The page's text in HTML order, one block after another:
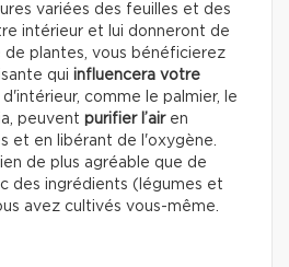
variées des feuilles et des
intérieur et lui donneront de
de plantes, vous bénéficierez
qui influencera votre
comme le palmier, le
peuvent purifier l’airen
et en libérant de l'oxygène.
de plus agréable que de
des ingrédients (légumes et
avez cultivés vous-même.